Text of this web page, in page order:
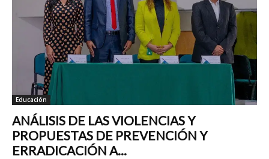
Educación
ANÁLISIS DE LAS VIOLENCIAS Y
PROPUESTAS DE PREVENCIÓN Y
ERRADICACIÓN A...